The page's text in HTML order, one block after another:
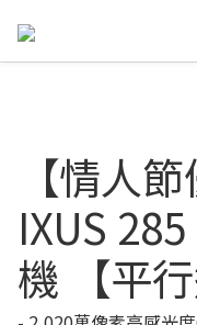
【情人
IXUS
機 【平行